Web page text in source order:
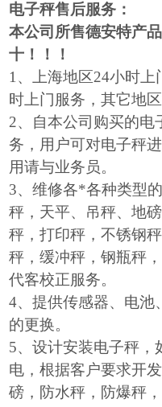
电子秤售后服务：
本公司所售德安特产
十！！！
1 、上海地区24小时
时上门服务，其它地
2、自本公司购买的电
务，用户可对电子秤
用请与业务员。
3、维修各*各种类型
秤，天平、吊秤、地
秤，打印秤，不锈钢
秤，缓冲秤，钢瓶秤
代客校正服务。
4、提供传感器、电池
的更换。
5、设计安装电子秤，
电，根据客户要求开
磅，防水秤，防爆秤